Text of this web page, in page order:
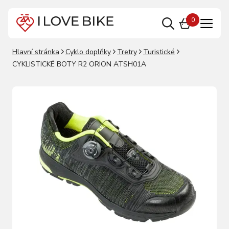
0
Hlavní stránka Cyklo doplňky Tretry
Turistické
CYKLISTICKÉ BOTY R2 ORION ATSH01A